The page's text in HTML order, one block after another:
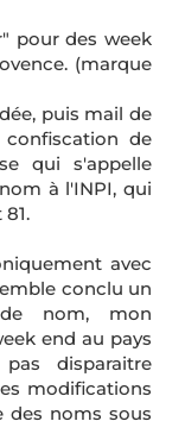
pour des week
(marque
puis mail de
de
qui s'appelle
à l'INPI, qui
avec
conclu un
nom, mon
end au pays
disparaitre
modifications
des noms sous